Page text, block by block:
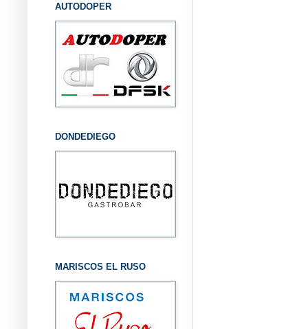
AUTODOPER
DONDEDIEGO
MARISCOS EL RUSO